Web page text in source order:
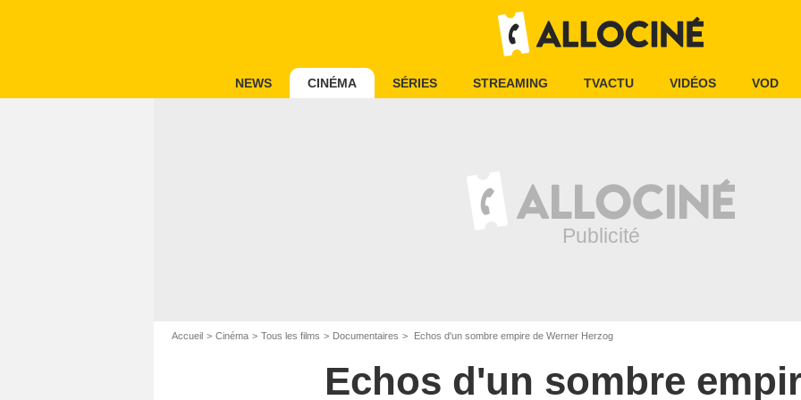
NEWS CINÉMA SÉRIES STREAMING TVACTU VIDÉOS VOD
Accueil Cinéma Tous les films Documentaires Echos d'un sombre empire de Werner Herzog
Echos d'un sombre